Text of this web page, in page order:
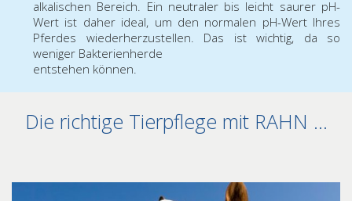
alkalischen Bereich. Ein neutraler bis leicht saurer pH-
Wert ist daher ideal, um den normalen pH-Wert Ihres
Pferdes wiederherzustellen. Das ist wichtig, da so
weniger Bakterienherde
entstehen können.
Die richtige Tierpflege mit RAHN …